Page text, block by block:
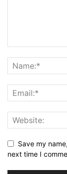
Save my
next time I